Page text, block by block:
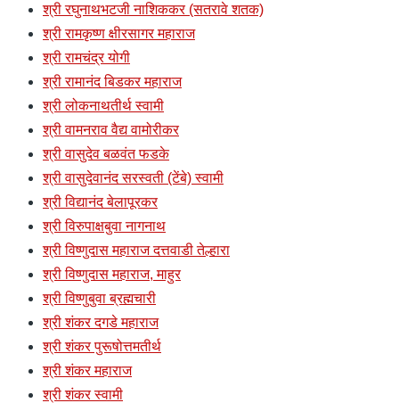
श्री रघुनाथभटजी नाशिककर (सतरावे शतक)
श्री रामकृष्ण क्षीरसागर महाराज
श्री रामचंद्र योगी
श्री रामानंद बिडकर महाराज
श्री लोकनाथतीर्थ स्वामी
श्री वामनराव वैद्य वामोरीकर
श्री वासुदेव बळवंत फडके
श्री वासुदेवानंद सरस्वती (टेंबे) स्वामी
श्री विद्यानंद बेलापूरकर
श्री विरुपाक्षबुवा नागनाथ
श्री विष्णुदास महाराज दत्तवाडी तेल्हारा
श्री विष्णुदास महाराज, माहुर
श्री विष्णुबुवा ब्रह्मचारी
श्री शंकर दगडे महाराज
श्री शंकर पुरूषोत्तमतीर्थ
श्री शंकर महाराज
श्री शंकर स्वामी